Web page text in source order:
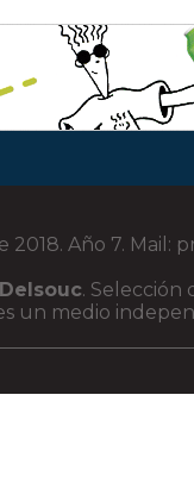
Año 7. Mail:
. Selección
un medio